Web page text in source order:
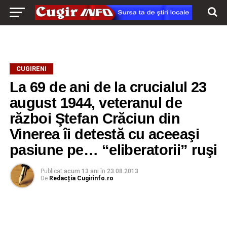
CUGIRENI
La 69 de ani de la crucialul 23
august 1944, veteranul de
război Ştefan Crăciun din
Vinerea îi detestă cu aceeaşi
pasiune pe… “eliberatorii” ruşi
Publicat acum 13 ani în 23.08.2013
De Redacția Cugirinfo.ro